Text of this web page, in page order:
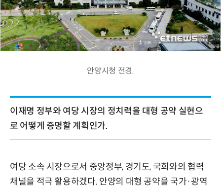
안양시청 전경.
이재명 정부와 여당 시장의 정치력을 대형 공약 실현으
로 어떻게 증명할 계획인가.
여당 소속 시장으로서 중앙정부, 경기도, 국회와의 협력
채널을 적극 활용하겠다. 안양의 대형 공약을 국가·광역